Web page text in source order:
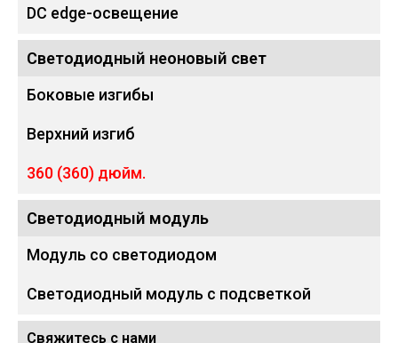
DC edge-освещение
Светодиодный неоновый свет
Боковые изгибы
Верхний изгиб
360 (360) дюйм.
Светодиодный модуль
Модуль со светодиодом
Светодиодный модуль с подсветкой
Свяжитесь с нами